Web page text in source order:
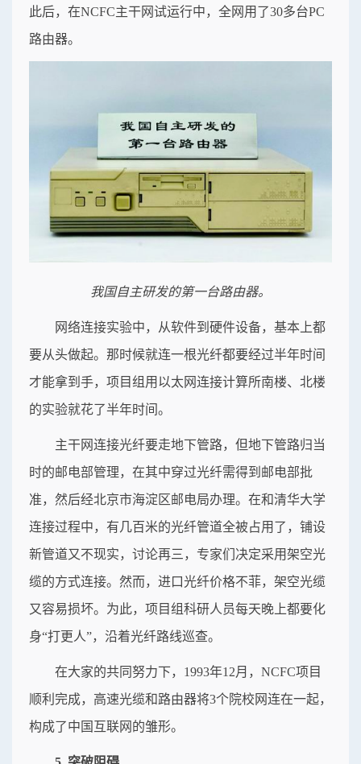
此后，在NCFC主干网试运行中，全网用了30多台PC
路由器。
我国自主研发的第一台路由器。
网络连接实验中，从软件到硬件设备，基本上都
要从头做起。那时候就连一根光纤都要经过半年时间
才能拿到手，项目组用以太网连接计算所南楼、北楼
的实验就花了半年时间。
主干网连接光纤要走地下管路，但地下管路归当
时的邮电部管理，在其中穿过光纤需得到邮电部批
准，然后经北京市海淀区邮电局办理。在和清华大学
连接过程中，有几百米的光纤管道全被占用了，铺设
新管道又不现实，讨论再三，专家们决定采用架空光
缆的方式连接。然而，进口光纤价格不菲，架空光缆
又容易损坏。为此，项目组科研人员每天晚上都要化
身“打更人”，沿着光纤路线巡查。
在大家的共同努力下，1993年12月，NCFC项目
顺利完成，高速光缆和路由器将3个院校网连在一起，
构成了中国互联网的雏形。